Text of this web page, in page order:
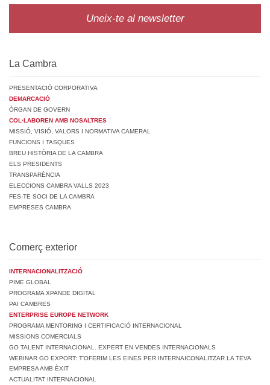
Uneix-te al newsletter
La Cambra
PRESENTACIÓ CORPORATIVA
DEMARCACIÓ
ÒRGAN DE GOVERN
COL·LABOREN AMB NOSALTRES
MISSIÓ, VISIÓ, VALORS I NORMATIVA CAMERAL
FUNCIONS I TASQUES
BREU HISTÒRIA DE LA CAMBRA
ELS PRESIDENTS
TRANSPARÈNCIA
ELECCIONS CAMBRA VALLS 2023
FES-TE SOCI DE LA CAMBRA
EMPRESES CAMBRA
Comerç exterior
INTERNACIONALITZACIÓ
PIME GLOBAL
PROGRAMA XPANDE DIGITAL
PAI CAMBRES
ENTERPRISE EUROPE NETWORK
PROGRAMA MENTORING I CERTIFICACIÓ INTERNACIONAL
MISSIONS COMERCIALS
GO TALENT INTERNACIONAL. EXPERT EN VENDES INTERNACIONALS
WEBINAR GO EXPORT: T’OFERIM LES EINES PER INTERNAICONALITZAR LA TEVA
EMPRESA AMB ÈXIT
ACTUALITAT INTERNACIONAL